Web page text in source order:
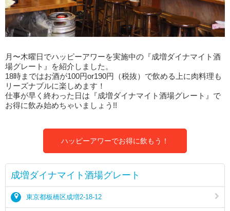
月〜木曜日でハッピーアワーを実施中の『成増ダイナマイト酒
場グレート』を紹介しました。
18時まではお酒が100円or190円（税抜）で飲める上に肉料理も
リーズナブルに楽しめます！
仕事が早く終わった日は『成増ダイナマイト酒場グレート』で
お得に飲み始めちゃいましょう!!
ハッピーアワーでお得に飲もう！
成増ダイナマイト酒場グレート
東京都板橋区成増2-18-12